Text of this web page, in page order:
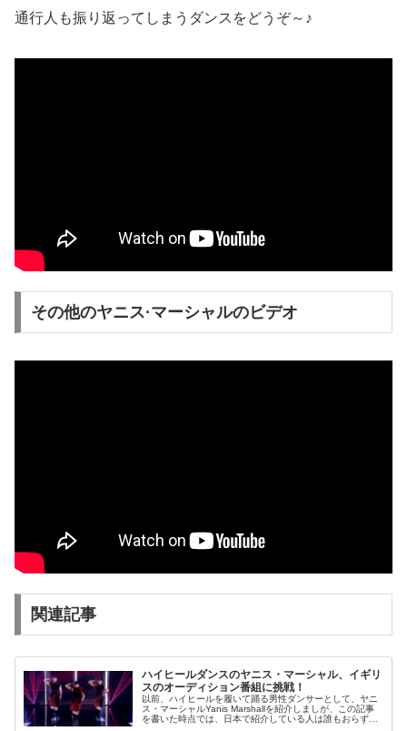
通行人も振り返ってしまうダンスをどうぞ～♪
その他のヤニス·マーシャルのビデオ
関連記事
ハイヒールダンスのヤニス・マーシャル、イギリ
スのオーディション番組に挑戦！
以前、ハイヒールを履いて踊る男性ダンサーとして、ヤニ
ス・マーシャルYanis Marshallを紹介しましが、この記事
を書いた時点では、日本で紹介している人は誰もおらず、